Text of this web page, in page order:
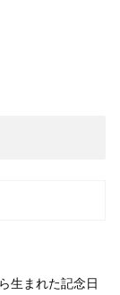
生まれた記念日